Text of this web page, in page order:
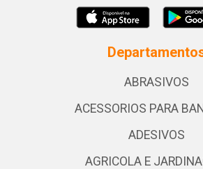
ABRASIVOS
ACESSORIOS PARA
ADESIVOS
AGRICOLA E